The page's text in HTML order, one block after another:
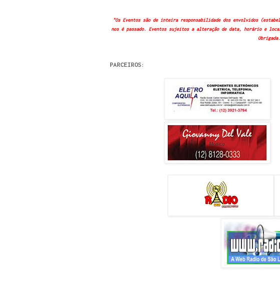
"Os Eventos são de inteira responsabilidade dos envolvidos
nos é passado. Eventos sujeitos a alteração de data, horário e
PARCEIROS: